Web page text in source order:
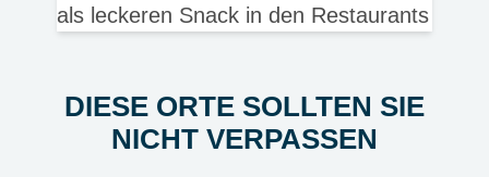
als leckeren Snack in den Restaurants
DIESE ORTE SOLLTEN SIE
NICHT VERPASSEN